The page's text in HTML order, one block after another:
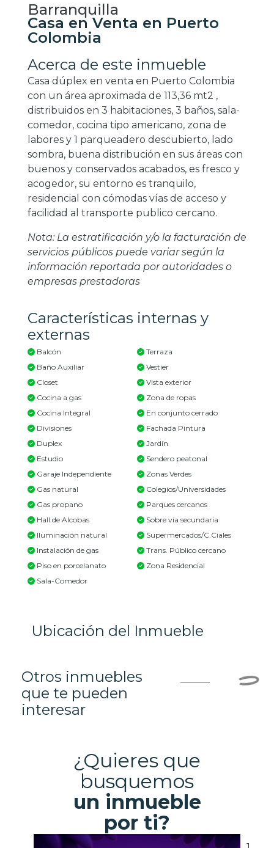
Barranquilla
Casa en Venta en Puerto
Colombia
Acerca de este inmueble
Casa dúplex en venta en Puerto Colombia
con un área aproximada de 113,36 mt2 ,
distribuidos en 3 habitaciones, 3 baños, sala-
comedor, cocina tipo americano, zona de
labores y 1 parqueadero descubierto, lado
sombra, buena distribución en sus áreas con
buenos y conservados acabados, es fresco y
acogedor, su entorno es tranquilo,
residencial con cómodas vías de acceso y
facilidad al transporte publico cercano.
Nota: La estratificación y/o la facturación de
servicios públicos puede variar según la
información reportada por autoridades o
empresas prestadoras
Características internas y
externas
Balcón
Baño Auxiliar
Closet
Cocina a gas
Cocina Integral
Divisiones
Duplex
Estudio
Garaje Independiente
Gas natural
Gas propano
Hall de Alcobas
Iluminación natural
Instalación de gas
Piso en porcelanato
Sala-Comedor
Terraza
Vestier
Vista exterior
Zona de ropas
En conjunto cerrado
Fachada Pintura
Jardín
Sendero peatonal
Zonas Verdes
Colegios/Universidades
Parques cercanos
Sobre vía secundaria
Supermercados/C.Ciales
Trans. Público cercano
Zona Residencial
Ubicación del Inmueble
Otros inmuebles
que te pueden
interesar
¿Quieres que
busquemos
un inmueble
por ti?